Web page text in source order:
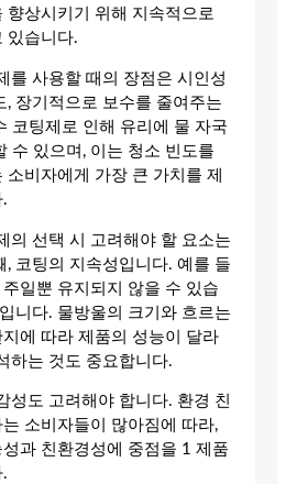
향상시키기 위해 지속적으로
있습니다.
를 사용할 때의 장점은 시인성
, 장기적으로 보수를 줄여주는
코팅제로 인해 유리에 물 자국
수 있으며, 이는 청소 빈도를
비자에게 가장 큰 가치를 제
의 선택 시 고려해야 할 요소는
, 코팅의 지속성입니다. 예를 들
일뿐 유지되지 않을 수 있습
니다. 물방울의 크기와 흐르는
에 따라 제품의 성능이 달라
하는 것도 중요합니다.
성도 고려해야 합니다. 환경 친
소비자들이 많아짐에 따라,
과 친환경성에 중점을 1 제품